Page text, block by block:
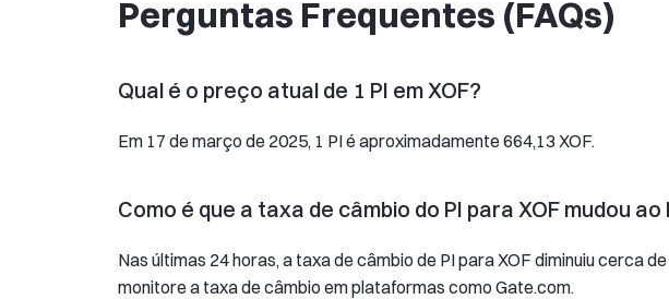
Perguntas Frequentes (FAQs)
Qual é o preço atual de 1 PI em XOF?
Em 17 de março de 2025, 1 PI é aproximadamente 664,13 XOF.
Como é que a taxa de câmbio do PI para XOF mudou
Nas últimas 24 horas, a taxa de câmbio de PI para XOF diminuiu cerca
monitore a taxa de câmbio em plataformas como Gate.com.